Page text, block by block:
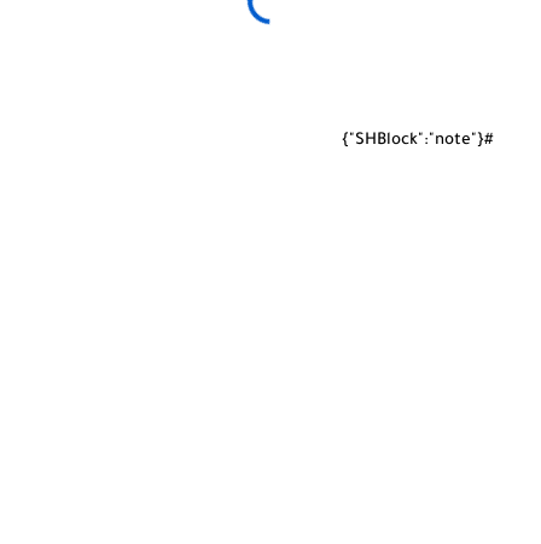
#{"SHBlock":"note"}